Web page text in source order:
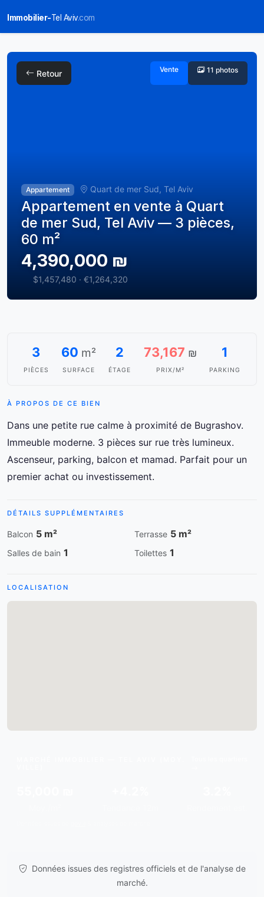
Immobilier-Tel Aviv.com
Retour Vente 11 photos
Appartement Quart de mer Sud, Tel Aviv
Appartement en vente à Quart
de mer Sud, Tel Aviv — 3 pièces,
60 m²
4,390,000 ₪
$1,457,480 · €1,264,320
3
PIÈCES
60 m²
SURFACE
2
ÉTAGE
73,167 ₪
PRIX/M²
1
PARKING
À PROPOS DE CE BIEN
Dans une petite rue calme à proximité de Bugrashov.
Immeuble moderne. 3 pièces sur rue très lumineux.
Ascenseur, parking, balcon et mamad. Parfait pour un
premier achat ou investissement.
DÉTAILS SUPPLÉMENTAIRES
Balcon 5 m² Terrasse 5 m²
Salles de bain 1 Toilettes 1
LOCALISATION
Données issues des registres officiels et de l'analyse de
marché.